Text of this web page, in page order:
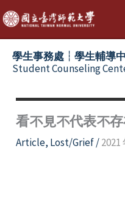
Skip
to
content
學生事務處┆學生輔導
Student Counseling
看不見不代表不
Article, Lost/Grief/2021